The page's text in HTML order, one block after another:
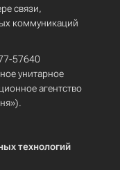
связи,
коммуникаций
57640
унитарное
агентство
технологий